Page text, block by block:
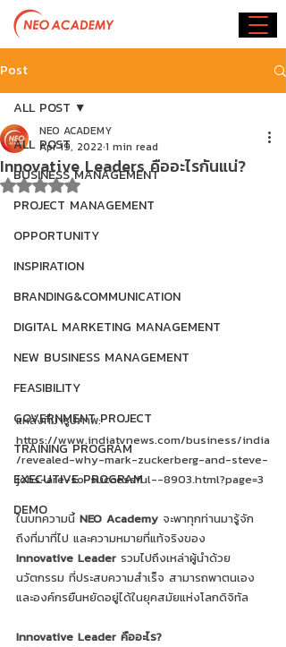
Post
ALL POST
BUSINESS MANAGEMENT
PROJECT MANAGEMENT
OPPORTUNITY
INSPIRATION
BRANDING&COMMUNICATION
DIGITAL MARKETING MANAGEMENT
NEW BUSINESS MANAGEMENT
FEASIBILITY
GOVERNMENT PROJECT
TRAINING PROGRAM
EXECUTIVE PROGRAM
DEMO
ALL POST
Innovative Leaders คืออะไรกันแน่?
NEO ACADEMY
Apr 19, 2022 1 min read
Rated NaN out of 5 stars.
แหล่งที่มารูปภาพ:
https://www.indiatvnews.com/business/india
/revealed-why-mark-zuckerberg-and-steve-
jobs-are-so-successful--8903.html?page=3
ในบทความนี้ NEO Academy จะพาทุกท่านมารู้จัก
ถึงที่มาที่ไป และความหมายที่แท้จริงของ
Innovative Leader รวมไปถึงเหล่าผู้นำด้วย
นวัตกรรม ที่ประสบความสำเร็จ สามารถพาตนเอง
และองค์กรยืนหยัดอยู่ได้ในยุคสมัยแห่งโลกดิจิทัล
Innovative Leader คืออะไร?